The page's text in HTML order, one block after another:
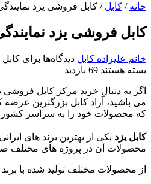
خانه / کابل / کابل فروشی یزد
کابل فروشی یزد
خانم علیزاده کابل دیدگاه‌ها برای
بسته هستند 69 بازدید
اگر به دنبال خرید مرکز کابل فروشی
می باشید، آراد کابل بزرگترین
که محصولات خود را به سراسر
کابل یزد یکی از بهترین برند های
محصولات آن در پروژه های مختلف
از محصولات مختلف تولید شده با